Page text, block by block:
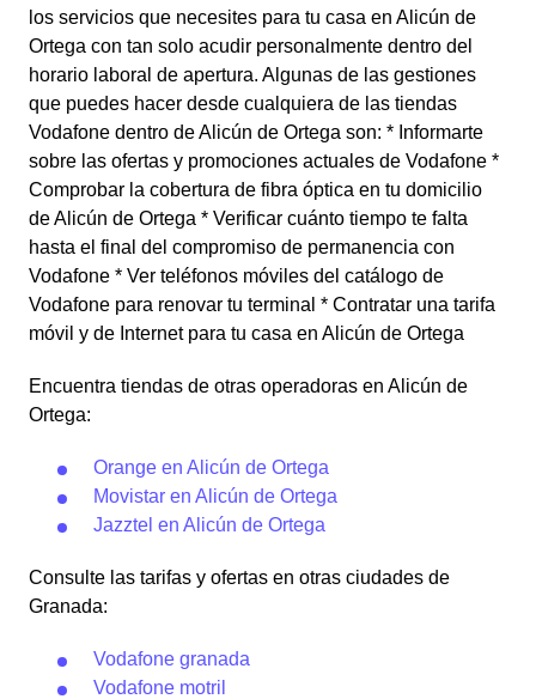
los servicios que necesites para tu casa en Alicún de
Ortega con tan solo acudir personalmente dentro del
horario laboral de apertura. Algunas de las gestiones
que puedes hacer desde cualquiera de las tiendas
Vodafone dentro de Alicún de Ortega son: * Informarte
sobre las ofertas y promociones actuales de Vodafone *
Comprobar la cobertura de fibra óptica en tu domicilio
de Alicún de Ortega * Verificar cuánto tiempo te falta
hasta el final del compromiso de permanencia con
Vodafone * Ver teléfonos móviles del catálogo de
Vodafone para renovar tu terminal * Contratar una tarifa
móvil y de Internet para tu casa en Alicún de Ortega
Encuentra tiendas de otras operadoras en Alicún de
Ortega:
Orange en Alicún de Ortega
Movistar en Alicún de Ortega
Jazztel en Alicún de Ortega
Consulte las tarifas y ofertas en otras ciudades de
Granada:
Vodafone granada
Vodafone motril